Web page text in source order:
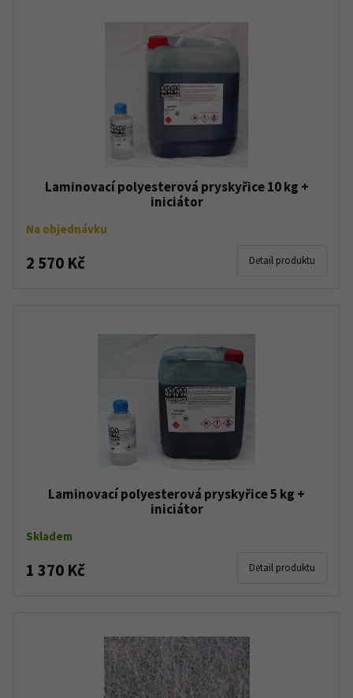
Laminovací polyesterová pryskyřice 10 kg +
iniciátor
Na objednávku
2 570 Kč Detail produktu
Laminovací polyesterová pryskyřice 5 kg +
iniciátor
Skladem
1 370 Kč Detail produktu